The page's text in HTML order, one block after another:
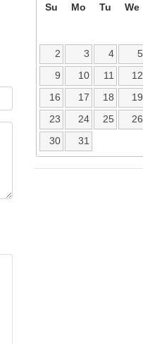
Su Mo Tu We
2
3 4 5
9
10 11 12
16
17 18 19
23
24 25 26
30
31